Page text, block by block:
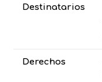
Destinatarios
Derechos